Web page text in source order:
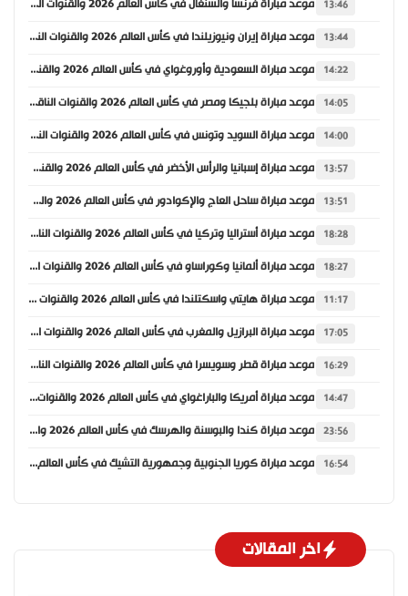
13:46 موعد مباراة فرنسا والسنغال في كأس العالم 2026 والقنوات الناقلة
13:44 موعد مباراة إيران ونيوزيلندا في كأس العالم 2026 والقنوات الناقلة
14:22 موعد مباراة السعودية وأوروغواي في كأس العالم 2026 والقنوات الناقلة
14:05 موعد مباراة بلجيكا ومصر في كأس العالم 2026 والقنوات الناقلة
14:00 موعد مباراة السويد وتونس في كأس العالم 2026 والقنوات الناقلة
13:57 موعد مباراة إسبانيا والرأس الأخضر في كأس العالم 2026 والقنوات الناقلة
13:51 موعد مباراة ساحل العاج والإكوادور في كأس العالم 2026 والقنوات الناقلة
18:28 موعد مباراة أستراليا وتركيا في كأس العالم 2026 والقنوات الناقلة
18:27 موعد مباراة ألمانيا وكوراساو في كأس العالم 2026 والقنوات الناقلة
11:17 موعد مباراة هايتي واسكتلندا في كأس العالم 2026 والقنوات الناقلة
17:05 موعد مباراة البرازيل والمغرب في كأس العالم 2026 والقنوات الناقلة
16:29 موعد مباراة قطر وسويسرا في كأس العالم 2026 والقنوات الناقلة
14:47 موعد مباراة أمريكا والباراغواي في كأس العالم 2026 والقنوات الناقلة
23:56 موعد مباراة كندا والبوسنة والهرسك في كأس العالم 2026 والقنوات الناقلة
16:54 موعد مباراة كوريا الجنوبية وجمهورية التشيك في كأس العالم 2026 والقنوات الناقلة
اخر المقالات